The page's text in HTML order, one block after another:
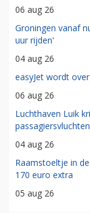
06 aug 26
Groningen vanaf
uur rijden'
04 aug 26
easyJet wordt
06 aug 26
Luchthaven Luik
04 aug 26
Raamstoeltje in
170 euro extra
05 aug 26